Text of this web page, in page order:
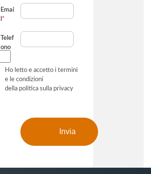
Emai
*
Telef
ono
Ho letto e accetto i termini
e le condizioni
della politica sulla privacy